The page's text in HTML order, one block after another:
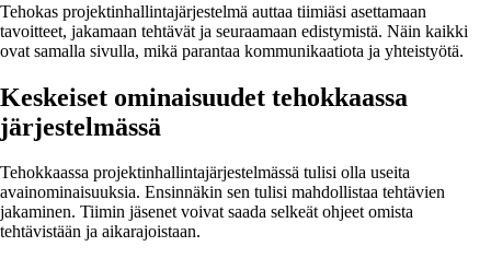
Tehokas projektinhallintajärjestelmä auttaa tiimiäsi asettamaan
tavoitteet, jakamaan tehtävät ja seuraamaan edistymistä. Näin kaikki
ovat samalla sivulla, mikä parantaa kommunikaatiota ja yhteistyötä.
Keskeiset ominaisuudet tehokkaassa
järjestelmässä
Tehokkaassa projektinhallintajärjestelmässä tulisi olla useita
avainominaisuuksia. Ensinnäkin sen tulisi mahdollistaa tehtävien
jakaminen. Tiimin jäsenet voivat saada selkeät ohjeet omista
tehtävistään ja aikarajoistaan.